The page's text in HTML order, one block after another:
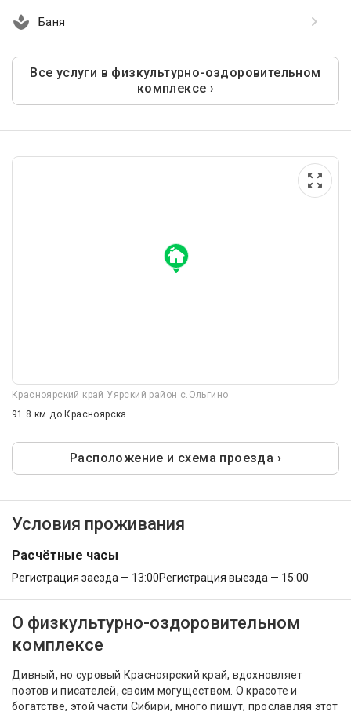
Баня
Все услуги в физкультурно-оздоровительном
комплексе ›
Красноярский край Уярский район с.Ольгино
91.8 кмдо Красноярска
Расположение и схема проезда ›
Условия проживания
Расчётные часы
Регистрация заезда — 13:00Регистрация выезда — 15:00
О физкультурно-оздоровительном
комплексе
Дивный, но суровый Красноярский край, вдохновляет
поэтов и писателей, своим могуществом. О красоте и
богатстве, этой части Сибири, много пишут, прославляя этот